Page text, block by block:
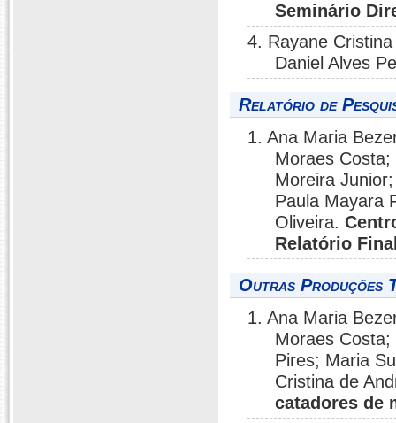
Seminário
4. Rayane
Daniel Alves
Relatório de
1. Ana Maria
Moraes
Moreira
Paula Mayara
Oliveira.
Relatório
Outras Produções
1. Ana Maria
Moraes
Pires; Maria
Cristina de
catadores de